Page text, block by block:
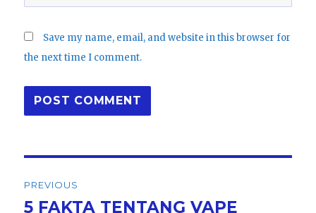
Save my name, email, and website in this browser for
the next time I comment.
navigation
PREVIOUS
Previous
5 FAKTA TENTANG VAPE